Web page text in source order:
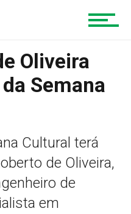
Oliveira
Semana
Cultural terá
de Oliveira,
de
em